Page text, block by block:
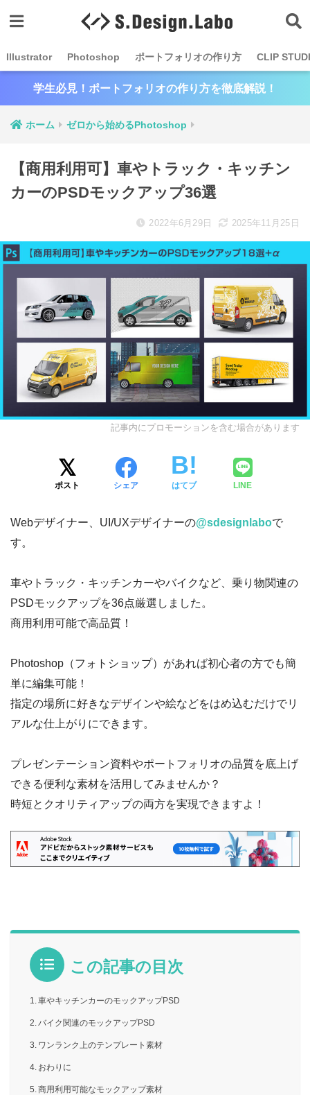
Illustrator Photoshop ポートフォリオの作り方 CLIP
学生必見！ポートフォリオの作り方を徹底解説！
ホーム ゼロから始めるPhotoshop
【商用利用可】車やトラック・キッチン
カーのPSDモックアップ36選
2022年6月29日 2025年11月25日
記事内にプロモーションを含む場合があります
ポスト シェア はてブ LINE
Webデザイナー、UI/UXデザイナーの@sdesignlaboで
す。
車やトラック・キッチンカーやバイクなど、乗り物関連の
PSDモックアップを36点厳選しました。
商用利用可能で高品質！
Photoshop（フォトショップ）があれば初心者の方でも簡
単に編集可能！
指定の場所に好きなデザインや絵などをはめ込むだけでリ
アルな仕上がりにできます。
プレゼンテーション資料やポートフォリオの品質を底上げ
できる便利な素材を活用してみませんか？
時短とクオリティアップの両方を実現できますよ！
この記事の目次
車やキッチンカーのモックアップPSD
バイク関連のモックアップPSD
ワンランク上のテンプレート素材
おわりに
商用利用可能なモックアップ素材